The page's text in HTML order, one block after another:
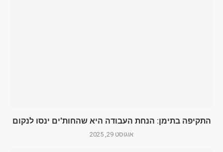
התקיפה בתימן: הנחת העבודה היא שהחות'ים ינסו לנקום
אוגוסט 29, 2025